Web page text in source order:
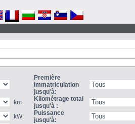
Première
immatriculation
jusqu'à:
km
Kilométrage total
jusqu'à :
kW
Puissance
jusqu'à: